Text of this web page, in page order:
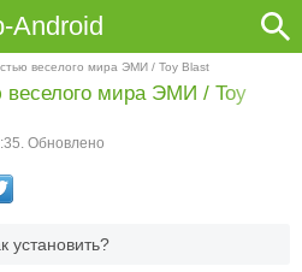
Android
веселого мира ЭМИ / Toy Blast
установить?
веселого мира ЭМИ / Toy
Обновлено